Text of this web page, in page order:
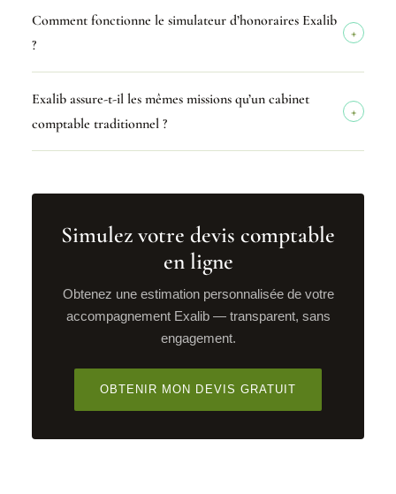
Comment fonctionne le simulateur d’honoraires Exalib
?
Exalib assure-t-il les mêmes missions qu’un cabinet
comptable traditionnel ?
Simulez votre devis comptable
en ligne
Obtenez une estimation personnalisée de votre
accompagnement Exalib — transparent, sans
engagement.
OBTENIR MON DEVIS GRATUIT